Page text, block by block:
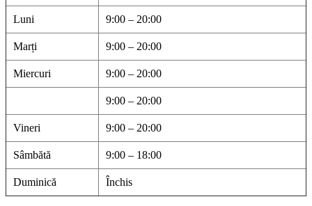
Luni 9:00 – 20:00
Marți 9:00 – 20:00
Miercuri 9:00 – 20:00
9:00 – 20:00
Vineri 9:00 – 20:00
Sâmbătă 9:00 – 18:00
Duminică Închis